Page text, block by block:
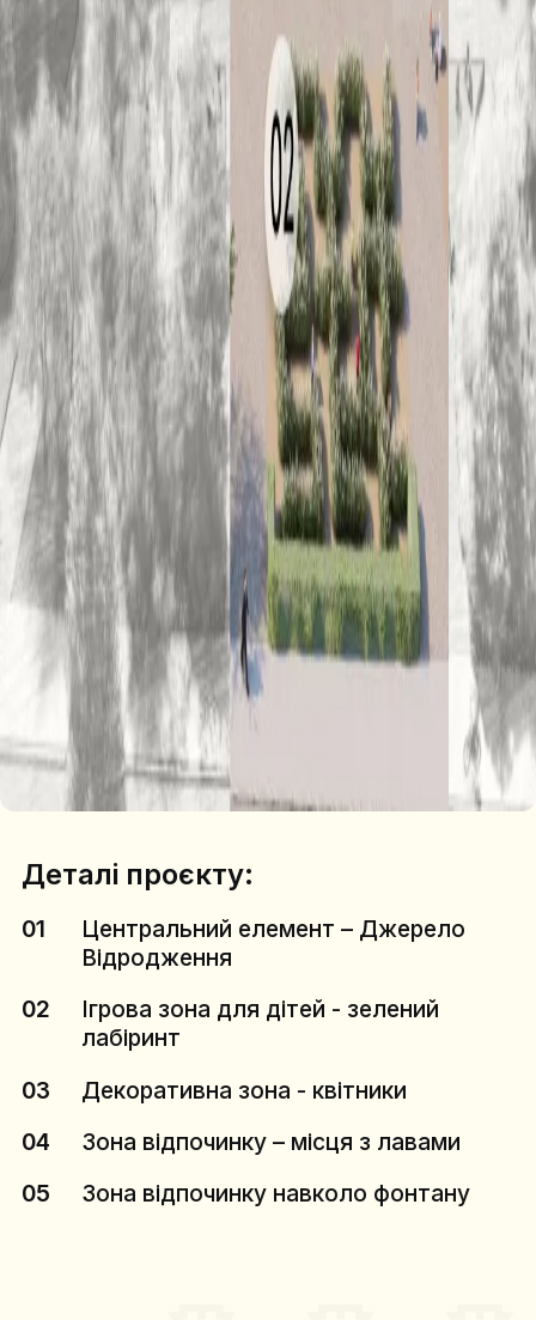
Деталі проєкту:
01
Центральний елемент – Джерело
Відродження
02
Ігрова зона для дітей - зелений
лабіринт
03
Декоративна зона - квітники
04
Зона відпочинку – місця з лавами
05
Зона відпочинку навколо фонтану